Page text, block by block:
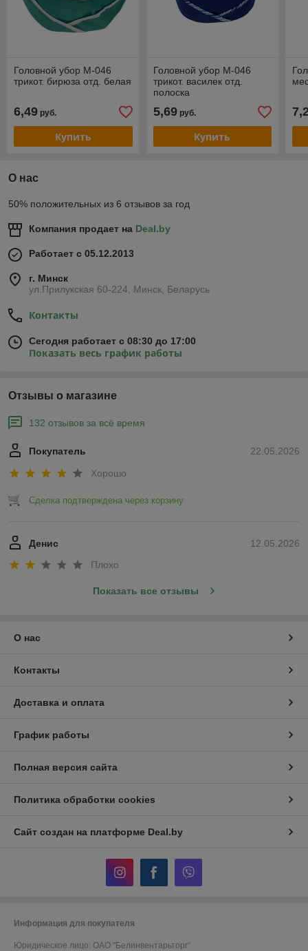
Головной убор М-046
трикот. бирюза отд. белая
6,49 руб.
Купить
Головной убор М-046
трикот. василек отд.
полоска
5,69руб.
Купить
О нас
50% положительных из 6 отзывов за год
Компания продает на Deal.by
Работает с 05.12.2013
г. Минск
ул.Прилукская 60-224, Минск, Беларусь
Контакты
Сегодня работает с 08:30 до 17:00
Показать весь график работы
Отзывы о магазине
132 отзывов за всё время
22.05.2026
Покупатель
Хорошо
Сделка подтверждена через корзину
12.05.2026
Денис
Плохо
Показать все отзывы
О нас
Контакты
Доставка и оплата
График работы
Полная версия сайта
Политика обработки cookies
Сайт создан на платформе Deal.by
Информация для покупателя
Юридическое лицо: ОАО "Белинвентарьторг"